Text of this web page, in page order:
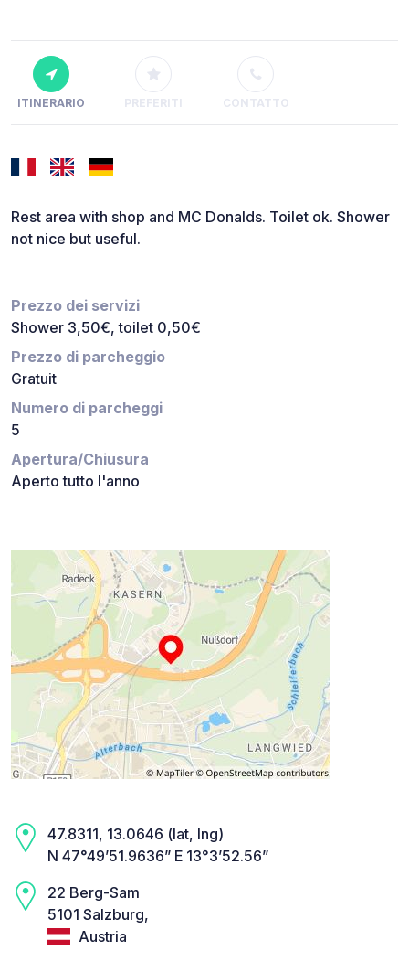
ITINERARIO PREFERITI CONTATTO
Rest area with shop and MC Donalds. Toilet ok. Shower
not nice but useful.
Prezzo dei servizi
Shower 3,50€, toilet 0,50€
Prezzo di parcheggio
Gratuit
Numero di parcheggi
5
Apertura/Chiusura
Aperto tutto l'anno
47.8311, 13.0646 (lat, lng)
N 47°49’51.9636” E 13°3’52.56”
22 Berg-Sam
5101 Salzburg,
Austria